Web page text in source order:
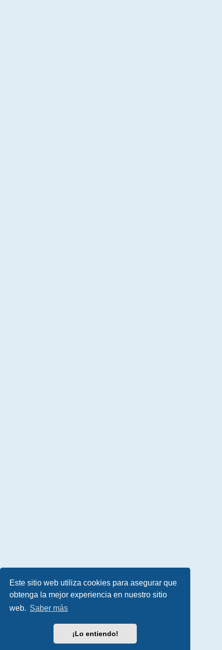
Este sitio web utiliza cookies para asegurar que
obtenga la mejor experiencia en nuestro sitio
web. Saber más
¡Lo entiendo!